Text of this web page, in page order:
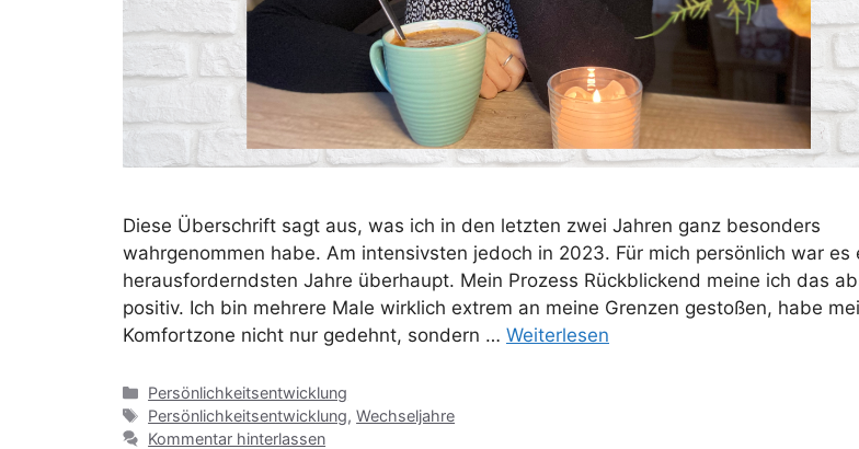
Diese Überschrift sagt aus, was ich in den letzten zwei Jahren ganz besonders
wahrgenommen habe. Am intensivsten jedoch in 2023. Für mich persönlich war es
herausforderndsten Jahre überhaupt. Mein Prozess Rückblickend meine ich das
positiv. Ich bin mehrere Male wirklich extrem an meine Grenzen gestoßen, habe
Komfortzone nicht nur gedehnt, sondern … Weiterlesen
Kategorien
Persönlichkeitsentwicklung
Schlagwörter
Persönlichkeitsentwicklung,Wechseljahre
Kommentar hinterlassen